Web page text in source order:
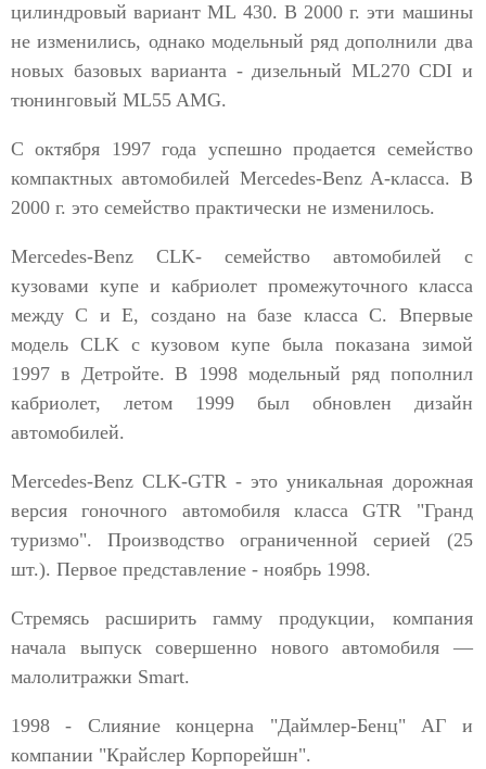
цилиндровый вариант ML 430. В 2000 г. эти машины
не изменились, однако модельный ряд дополнили два
новых базовых варианта - дизельный ML270 CDI и
тюнинговый ML55 AMG.
С октября 1997 года успешно продается семейство
компактных автомобилей Mercedes-Benz A-класса. В
2000 г. это семейство практически не изменилось.
Mercedes-Benz CLK- семейство автомобилей с
кузовами купе и кабриолет промежуточного класса
между С и Е, создано на базе класса С. Впервые
модель CLK с кузовом купе была показана зимой
1997 в Детройте. В 1998 модельный ряд пополнил
кабриолет, летом 1999 был обновлен дизайн
автомобилей.
Mercedes-Benz CLK-GTR - это уникальная дорожная
версия гоночного автомобиля класса GTR "Гранд
туризмо". Производство ограниченной серией (25
шт.). Первое представление - ноябрь 1998.
Стремясь расширить гамму продукции, компания
начала выпуск совершенно нового автомобиля —
малолитражки Smart.
1998 - Слияние концерна "Даймлер-Бенц" АГ и
компании "Крайслер Корпорейшн".